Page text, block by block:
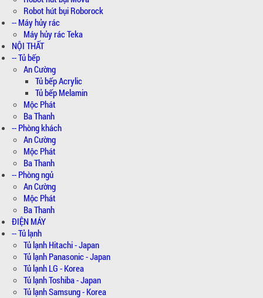
Robot hút bụi Roborock
-- Máy hủy rác
Máy hủy rác Teka
NỘI THẤT
-- Tủ bếp
An Cường
Tủ bếp Acrylic
Tủ bếp Melamin
Mộc Phát
Ba Thanh
-- Phòng khách
An Cường
Mộc Phát
Ba Thanh
-- Phòng ngủ
An Cường
Mộc Phát
Ba Thanh
ĐIỆN MÁY
-- Tủ lạnh
Tủ lạnh Hitachi - Japan
Tủ lạnh Panasonic - Japan
Tủ lạnh LG - Korea
Tủ lạnh Toshiba - Japan
Tủ lạnh Samsung - Korea